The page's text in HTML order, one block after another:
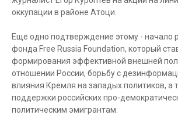
оккупации в районе Атоци.
Еще одно подтверждение этому - начало
фонда Free Russia Foundation, который
формирования эффективной внешней
отношении России, борьбу с
влияния Кремля на западых политиков, а
поддержки российских про-
политическим эмигрантам.